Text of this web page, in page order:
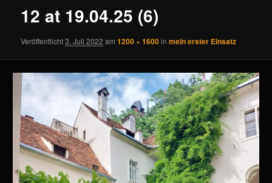
12 at 19.04.25 (6)
Veröffentlicht3. Juli 2022 am1200 × 1600inmein erster Einsatz